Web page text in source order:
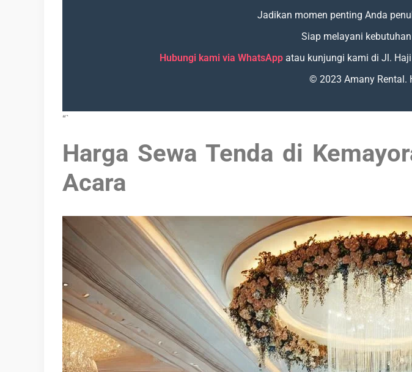
Jadikan momen penting Anda
Siap melayani
Hubungi kami via WhatsAppatau kunjungi kami di Jl. Haji
© 2023 Amany Rental.
“`
Harga Sewa Tenda di
Acara